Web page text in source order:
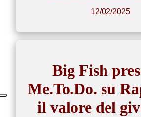
12/02/2025
Big Fish
Me.To.Do. su
il valore del